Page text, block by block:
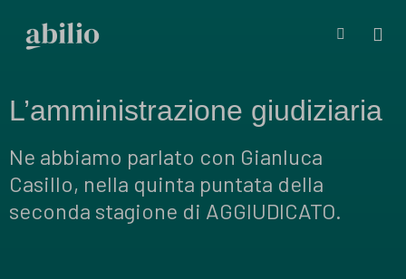
L’amministrazione giudiziaria
Ne abbiamo parlato con Gianluca
Casillo, nella quinta puntata della
seconda stagione di AGGIUDICATO.